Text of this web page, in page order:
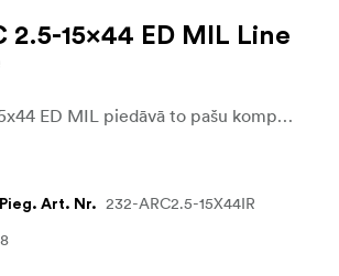
2.5-15x44 ED MIL Line
Telson ARC 2.5-15x44 ED MIL piedāvā to pašu kompakto un izturīgo ARC platformu ar MIL sistēmas regulējumiem šāvējiem, kuri dod priekšroku metriskajiem mērķa novirzes un korekciju rādītājiem. Tas ir paredzēts medībām, šaušanai šautuvē un taktiskajai šaušanai, kur svarīga ir ātra rīcība un uzticama atkārtojamība.
Pieg. Art. Nr. 232-ARC2.5-15X44IR